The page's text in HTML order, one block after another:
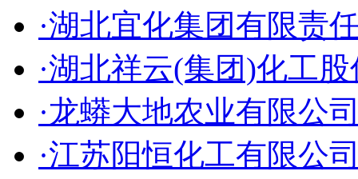
·湖北宜化集团有限责
·湖北祥云(集团)化工
·龙蟒大地农业有限公
·江苏阳恒化工有限公